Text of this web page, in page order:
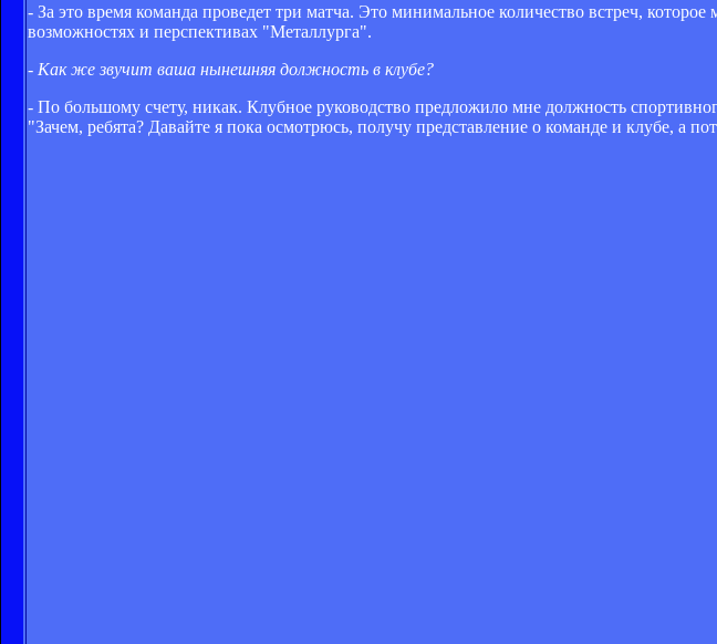
- За это время команда проведет три матча. Это минимальное количество встреч,
возможностях и перспективах "Металлурга".
- Как же звучит ваша нынешняя должность в клубе?
- По большому счету, никак. Клубное руководство предложило мне должность
"Зачем, ребята? Давайте я пока осмотрюсь, получу представление о команде и клубе, а